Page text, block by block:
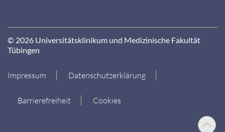
Nach
© 2026 Universitätsklinikum und Medizinische Fakultät
Tübingen
Impressum Datenschutzerklärung
Barrierefreiheit Cookies